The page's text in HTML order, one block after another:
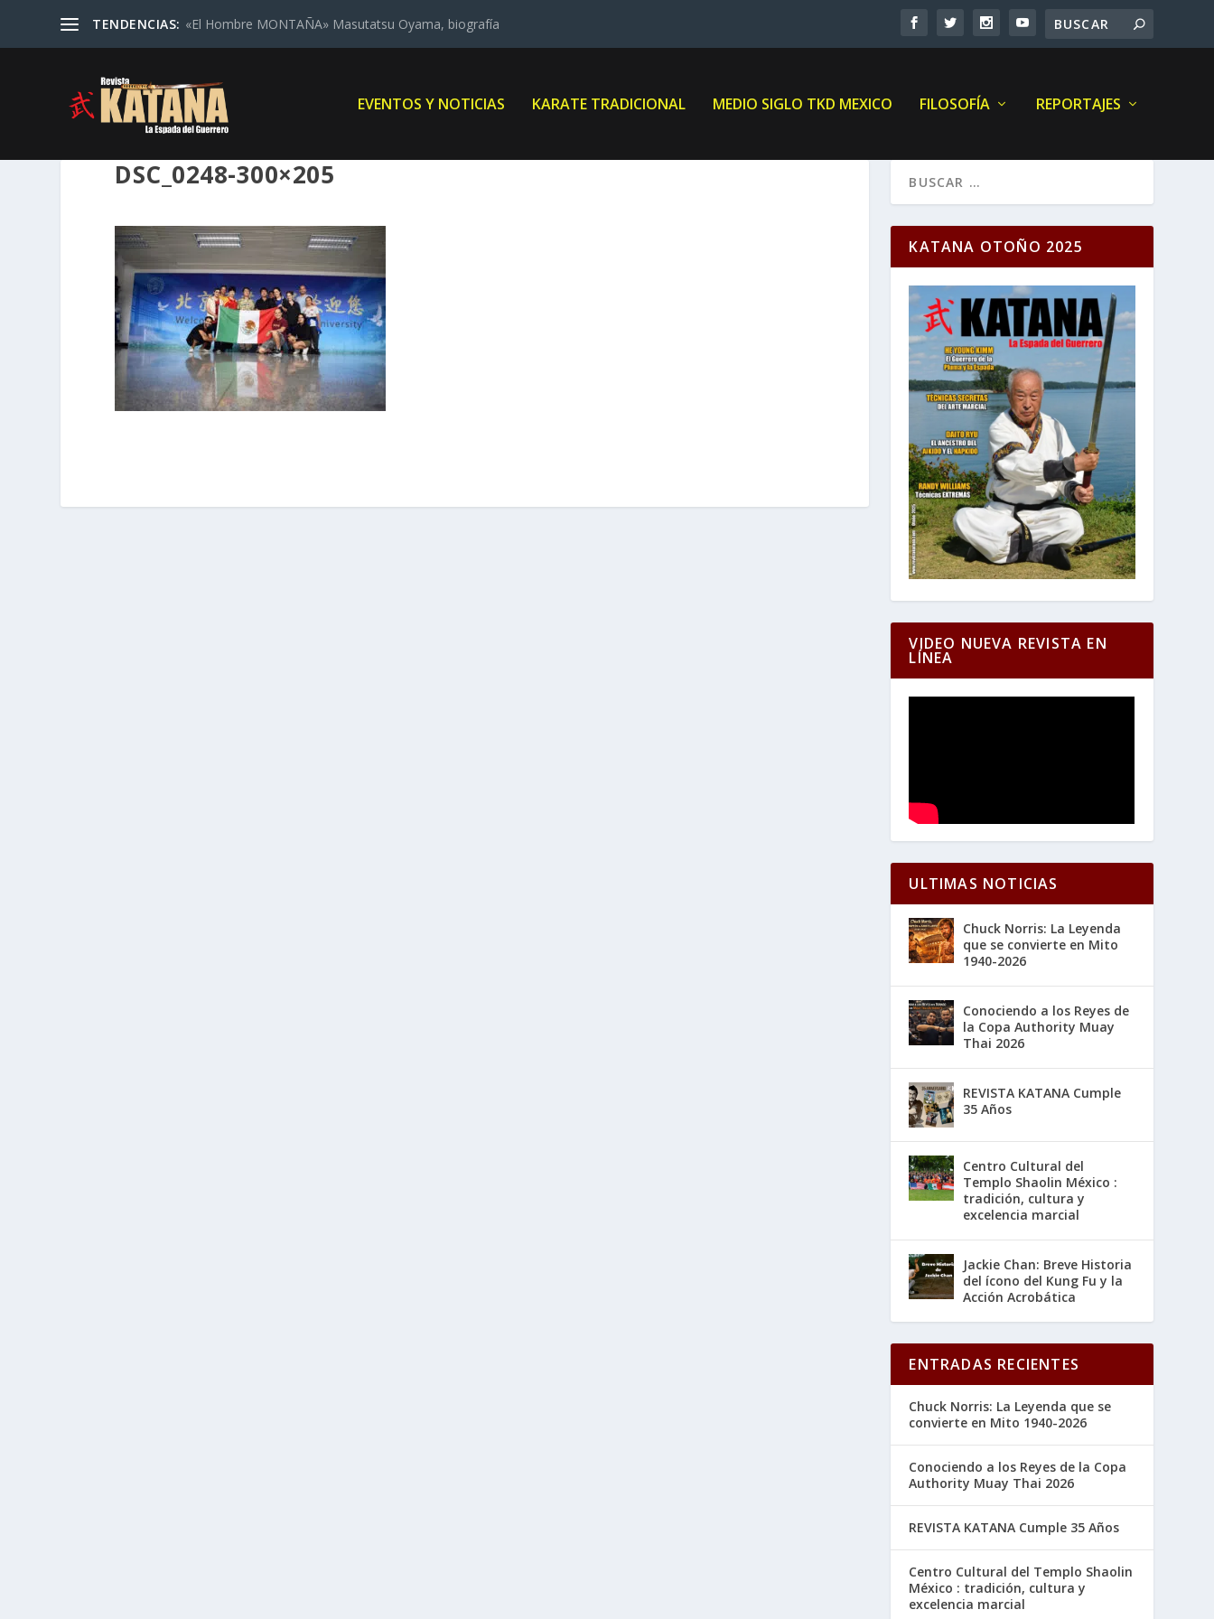
TENDENCIAS: «El Hombre MONTAÑA» Masutatsu Oyama, biografía
EVENTOS Y NOTICIAS KARATE TRADICIONAL MEDIO SIGLO TKD MEXICO FILOSOFÍA REPORTAJES
DSC_0248-300×205
KATANA OTOÑO 2025
VIDEO NUEVA REVISTA EN
LÍNEA
ULTIMAS NOTICIAS
Chuck Norris: La Leyenda
que se convierte en Mito
1940-2026
Conociendo a los Reyes de
la Copa Authority Muay
Thai 2026
REVISTA KATANA Cumple
35 Años
Centro Cultural del
Templo Shaolin México :
tradición, cultura y
excelencia marcial
Jackie Chan: Breve Historia
del ícono del Kung Fu y la
Acción Acrobática
ENTRADAS RECIENTES
Chuck Norris: La Leyenda que se
convierte en Mito 1940-2026
Conociendo a los Reyes de la Copa
Authority Muay Thai 2026
REVISTA KATANA Cumple 35 Años
Centro Cultural del Templo Shaolin
México : tradición, cultura y
excelencia marcial